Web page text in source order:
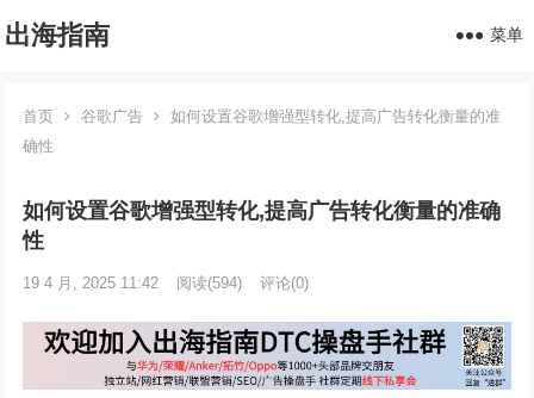
出海指南 菜单
首页 谷歌广告
如何设置谷歌增强型转化,提高广告转化衡量的准
确性
如何设置谷歌增强型转化,提高广告转化衡量的准确
性
19 4 月, 2025 11:42 阅读(594) 评论(0)